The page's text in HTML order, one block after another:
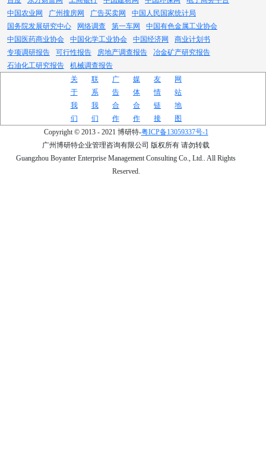
中国农业网
广州搜房网 广告买卖网
中国人民国家统计局
国务院发展研究中心
网络调查 第一车网
中国有色金属工业协会
中国医药商业协会
中国化学工业协会 中国经济网
商业计划书
专项调研报告
可行性报告 房地产调查报告
冶金矿产研究报告
石油化工研究报告
机械调查报告
关
于
我
们
联
系
我
们
广
告
合
作
媒
体
合
作
友
情
链
接
网
站
地
图
Copyright © 2013 - 2021 博研特-粤ICP备13059337号-1
广州博研特企业管理咨询有限公司 版权所有 请勿转载
Guangzhou Boyanter Enterprise Management Consulting Co., Ltd.. All Rights
Reserved.